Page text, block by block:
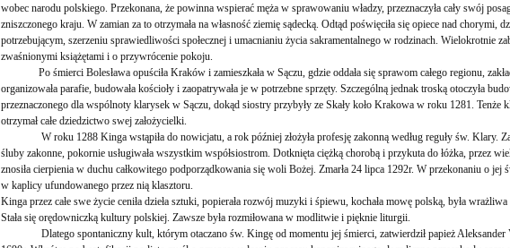
wobec narodu polskiego. Przekonana, że powinna wspierać męża w sprawowaniu władzy, przeznaczyła cały swój
zniszczonego kraju. W zamian za to otrzymała na własność ziemię sądecką. Odtąd poświęciła się opiece nad chorymi,
potrzebującym, szerzeniu sprawiedliwości społecznej i umacnianiu życia sakramentalnego w rodzinach. Wielokrotnie
zwaśnionymi książętami i o przywrócenie pokoju.
Po śmierci Bolesława opuściła Kraków i zamieszkała w Sączu, gdzie oddała się sprawom całego regionu,
organizowała parafie, budowała kościoły i zaopatrywała je w potrzebne sprzęty. Szczególną jednak troską otoczyła
przeznaczonego dla wspólnoty klarysek w Sączu, dokąd siostry przybyły ze Skały koło Krakowa w roku 1281. Tenże
otrzymał całe dziedzictwo swej założycielki.
W roku 1288 Kinga wstąpiła do nowicjatu, a rok później złożyła profesję zakonną według reguły św. Klary.
śluby zakonne, pokornie usługiwała wszystkim współsiostrom. Dotknięta ciężką chorobą i przykuta do łóżka, przez
znosiła cierpienia w duchu całkowitego podporządkowania się woli Bożej. Zmarła 24 lipca 1292r. W przekonaniu o jej
w kaplicy ufundowanego przez nią klasztoru.
Kinga przez całe swe życie ceniła dzieła sztuki, popierała rozwój muzyki i śpiewu, kochała mowę polską, była
Stała się orędowniczką kultury polskiej. Zawsze była rozmiłowana w modlitwie i pięknie liturgii.
Dlatego spontaniczny kult, którym otaczano św. Kingę od momentu jej śmierci, zatwierdził papież Aleksander